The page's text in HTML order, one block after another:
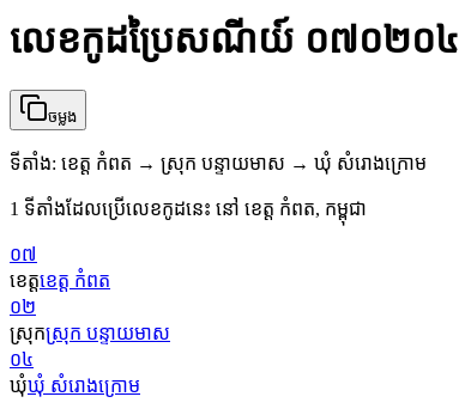
លេខកូដប្រៃសណីយ៍ ០៧០២០៤
ចម្លង
ទីតាំង: ខេត្ត កំពត → ស្រុក បន្ទាយមាស → ឃុំ សំរោងក្រោម
1 ទីតាំងដែលប្រើលេខកូដនេះ នៅ ខេត្ត កំពត, កម្ពុជា
០៧
ខេត្តខេត្ត កំពត
០២
ស្រុកស្រុក បន្ទាយមាស
០៤
ឃុំឃុំ សំរោងក្រោម